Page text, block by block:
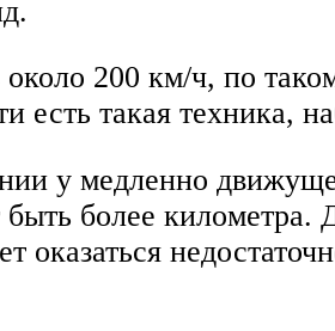
200 км/ч, по
есть такая техника,
у медленно
более километра.
оказаться